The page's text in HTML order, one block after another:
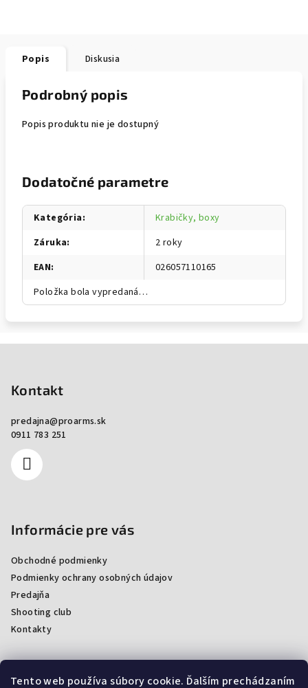
Tento web používa súbory cookie. Ďalším prechádzaním
Popis Diskusia
Podrobný popis
Popis produktu nie je dostupný
Dodatočné parametre
Kategória:
Krabičky, boxy
Záruka:
2 roky
EAN:
026057110165
Položka bola vypredaná…
Kontakt
predajna@proarms.sk
0911 783 251
Informácie pre vás
Obchodné podmienky
Podmienky ochrany osobných údajov
Predajňa
Shooting club
Kontakty